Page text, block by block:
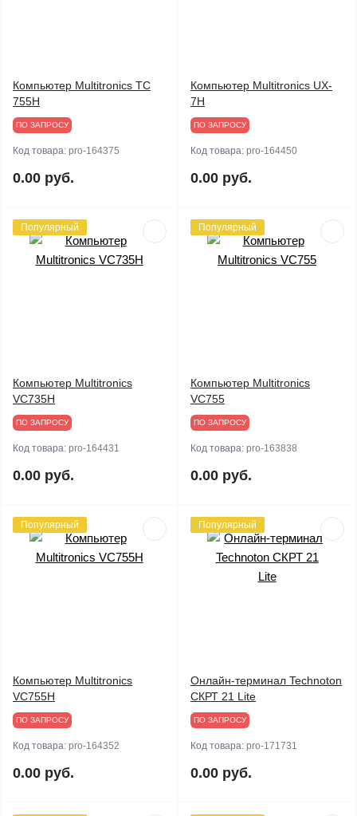
Компьютер Multitronics TC
755H
ПО ЗАПРОСУ
Код товара: pro-164375
0.00 руб.
Компьютер Multitronics UX-
7H
ПО ЗАПРОСУ
Код товара: pro-164450
0.00 руб.
Популярный
Компьютер Multitronics
VC735H
ПО ЗАПРОСУ
Код товара: pro-164431
0.00 руб.
Популярный
Компьютер Multitronics
VC755
ПО ЗАПРОСУ
Код товара: pro-163838
0.00 руб.
Популярный
Компьютер Multitronics
VC755H
ПО ЗАПРОСУ
Код товара: pro-164352
0.00 руб.
Популярный
Онлайн-терминал Technoton
СКРТ 21 Lite
ПО ЗАПРОСУ
Код товара: pro-171731
0.00 руб.